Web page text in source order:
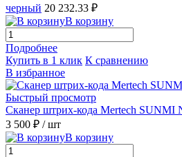
черный 20 232.33 ₽
В корзину
Подробнее
Купить в 1 клик К сравнению
В избранное
Быстрый просмотр
Сканер штрих-кода Mertech SUNMI
3 500 ₽ / шт
В корзину